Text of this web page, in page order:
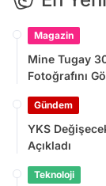
Magazin
Mine Tugay
Fotoğrafını
Gündem
YKS
Açıkladı
Teknoloji